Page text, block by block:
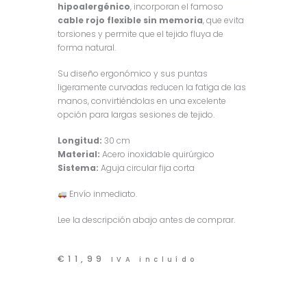
hipoalergénico, incorporan el famoso
cable rojo flexible sin memoria, que evita
torsiones y permite que el tejido fluya de
forma natural.
Su diseño ergonómico y sus puntas
ligeramente curvadas reducen la fatiga de las
manos, convirtiéndolas en una excelente
opción para largas sesiones de tejido.
Longitud: 30 cm
Material: Acero inoxidable quirúrgico
Sistema: Aguja circular fija corta
Envío inmediato.
Lee la descripción abajo antes de comprar.
€11,99 IVA incluído